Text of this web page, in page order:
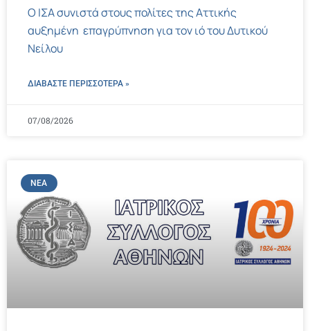
Ο ΙΣΑ συνιστά στους πολίτες της Αττικής
αυξημένη επαγρύπνηση για τον ιό του Δυτικού
Νείλου
ΔΙΑΒΑΣΤΕ ΠΕΡΙΣΣΌΤΕΡΑ »
07/08/2026
ΝΈΑ